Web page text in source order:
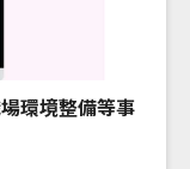
環境整備等事